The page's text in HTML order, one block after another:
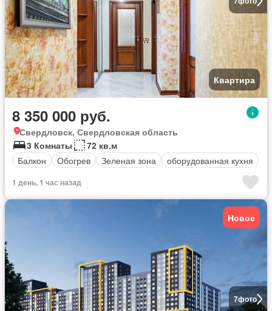
Квартира
8 350 000 руб.
Свердловск, Свердловская область
3 Комнаты
72 кв.м
Балкон
Обогрев Зеленая зона оборудованная кухня
1 день, 1 час назад
7фото
Новое